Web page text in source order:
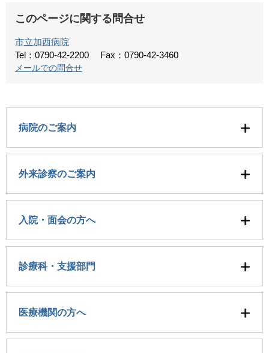
このページに関する問合せ
市立加西病院
Tel：0790-42-2200
Fax：0790-42-3460
メールでの問合せ
病院のご案内
外来診察のご案内
入院・面会の方へ
診療科・支援部門
医療機関の方へ